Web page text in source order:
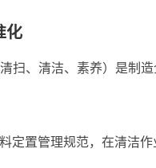
化
扫、清洁、素养）是制
定置管理规范，在清洁